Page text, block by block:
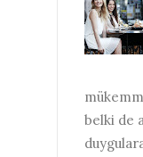
belki de